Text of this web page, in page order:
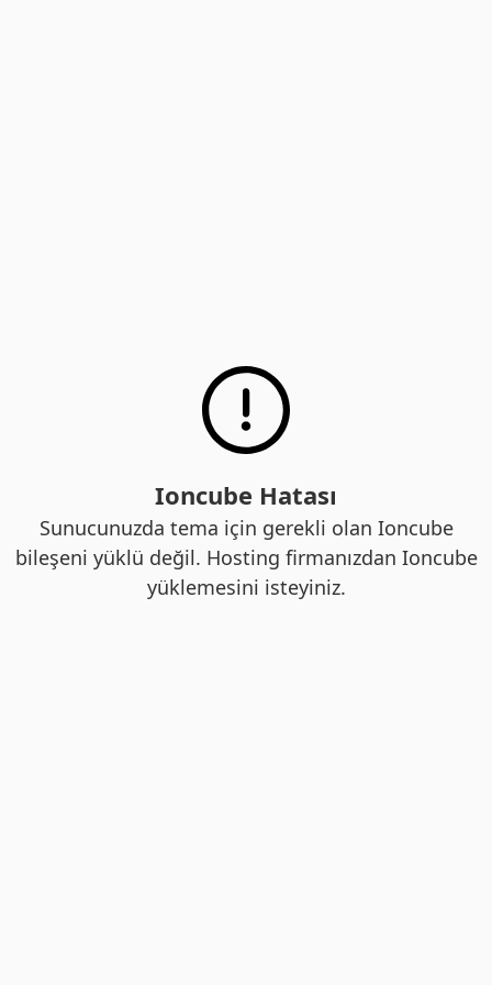
Ioncube Hatası
Sunucunuzda tema için gerekli olan Ioncube
bileşeni yüklü değil. Hosting firmanızdan Ioncube
yüklemesini isteyiniz.